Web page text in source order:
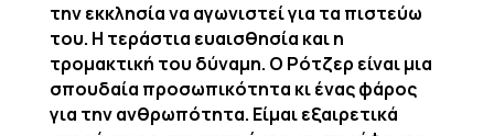
την εκκλησία να αγωνιστεί για τα πιστεύω
του. Η τεράστια ευαισθησία και η
τρομακτική του δύναμη. Ο Ρότζερ είναι μια
σπουδαία προσωπικότητα κι ένας φάρος
για την ανθρωπότητα. Είμαι εξαιρετικά